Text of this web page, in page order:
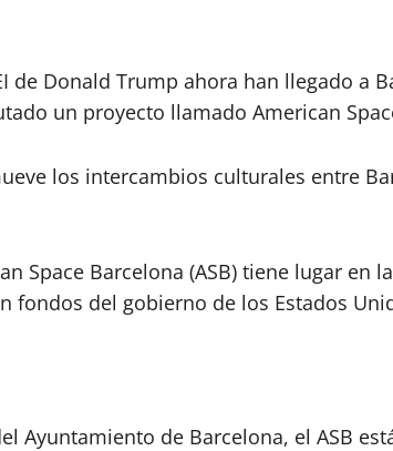
de Donald Trump ahora han llegado a
un proyecto llamado American
los intercambios culturales entre
Space Barcelona (ASB) tiene lugar
fondos del gobierno de los Estados
Ayuntamiento de Barcelona, ​​el ASB